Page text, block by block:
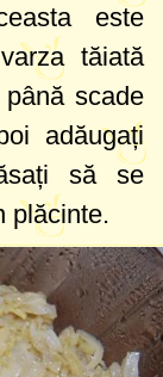
este
tăiată
scade
adăugați
să se
plăcinte.